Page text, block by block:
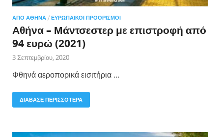
ΑΠΌ ΑΘΉΝΑ / ΕΥΡΩΠΑΪΚΟΊ ΠΡΟΟΡΙΣΜΟΊ
Αθήνα – Μάντσεστερ με επιστροφή από
94 ευρώ (2021)
3 Σεπτεμβρίου, 2020
Φθηνά αεροπορικά εισιτήρια …
ΔΙΑΒΑΣΕ ΠΕΡΙΣΣΟΤΕΡΑ